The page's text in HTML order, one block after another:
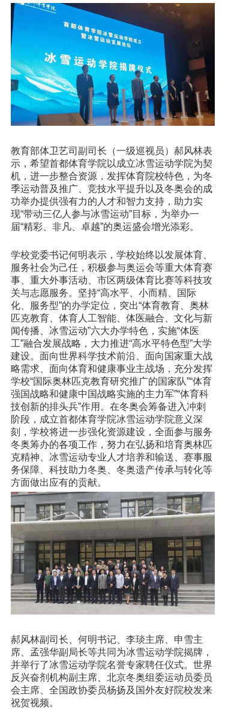
教育部体卫艺司副司长（一级巡视员）郝风林表
示，希望首都体育学院以成立冰雪运动学院为契
机，进一步整合资源，发挥体育院校特色，为冬
季运动普及推广、竞技水平提升以及冬奥会的成
功举办提供强有力的人才和智力支持，助力实
现“带动三亿人参与冰雪运动”目标，为举办一
届“精彩、非凡、卓越”的奥运盛会增光添彩。
学校党委书记何明表示，学校始终以发展体育、
服务社会为己任，积极参与奥运会等重大体育赛
事、重大外事活动、市区两级体育比赛等科技攻
关与志愿服务。坚持“高水平、小而精、国际
化、服务型”的办学定位，突出“体育教育、奥林
匹克教育、体育人工智能、体医融合、文化与新
闻传播、冰雪运动”六大办学特色，实施“体医
工”融合发展战略，大力推进“高水平特色型”大学
建设。面向世界科学技术前沿、面向国家重大战
略需求、面向体育和健康事业主战场，充分发挥
学校“国际奥林匹克教育研究推广的国家队”“体育
强国战略和健康中国战略实施的主力军”“体育科
技创新的排头兵”作用。在冬奥会筹备进入冲刺
阶段，成立首都体育学院冰雪运动学院意义深
刻，学校将进一步强化资源建设，全面参与服务
冬奥筹办的各项工作，努力在弘扬和培育奥林匹
克精神、冰雪运动专业人才培养和输送、赛事服
务保障、科技助力冬奥、冬奥遗产传承与转化等
方面做出应有的贡献。
郝风林副司长、何明书记、李琰主席、申雪主
席、孟强华副局长等共同为冰雪运动学院揭牌，
并举行了冰雪运动学院名誉专家聘任仪式。世界
反兴奋剂机构副主席、北京冬奥组委运动员委员
会主席、全国政协委员杨扬及国外友好院校发来
祝贺视频。